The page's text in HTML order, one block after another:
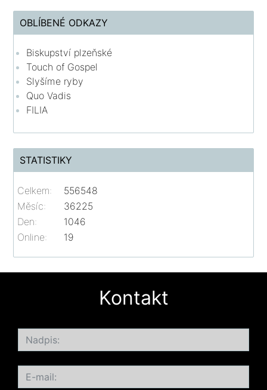
OBLÍBENÉ ODKAZY
Biskupství plzeňské
Touch of Gospel
Slyšíme ryby
Quo Vadis
FILIA
STATISTIKY
Online: 19
Celkem:
556548
Měsíc:
36225
Den:
1046
Kontakt